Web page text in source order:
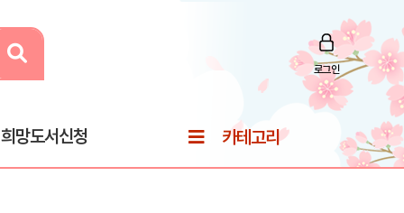
로그인
희망도서신청 카테고리